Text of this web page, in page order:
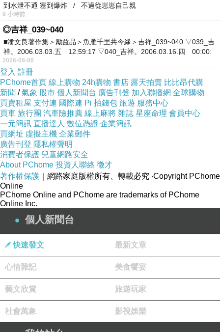
到水泄不通 塞到爆炸 / 不過從崽崽自己親
9 小時前
◎吉祥_039~040
■潘文良著作集＞勵益品＞魚雁千里共今緣＞吉祥_039~040 ▽039_吉
祥。2006.03.03.五 12:59:17 ▽040_吉祥。2006.03.16.四 00:00:
2026-08-06
登入 註冊
PChome首頁 線上購物 24h購物 書店 露天拍賣 比比昂代購
新聞 /氣象 股市 個人新聞台 廣告刊登 加入聯播網 全球購物
買賣租屋 支付連 國際連 Pi 拍錢包 旅遊 服務中心
買車 旅行團 汽車險推薦 線上麻將 雜誌 星座命理 會員中心
一元簡訊 直播達人 數位憑證 企業簡訊
買網址 虛擬主機 企業郵件
廣告刊登 隱私權聲明
消費者保護 兒童網路安全
About PChome 投資人聯絡 徵才
著作權保護 ｜網路家庭版權所有、轉載必究 ‧Copyright PChome
Online
PChome Online and PChome are trademarks of PChome
Online Inc.
個人新聞台
快速發文 最新文章
心情雜記 美食饗宴
藝文欣賞 旅遊玩家
社會萬象 影視娛樂